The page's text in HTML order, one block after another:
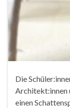
Die
Architekt:innen
einen